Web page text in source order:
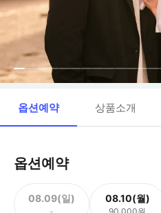
옵션예약 상품소개
옵션예약
08.09(일)
-
08.10(월)
90,000원